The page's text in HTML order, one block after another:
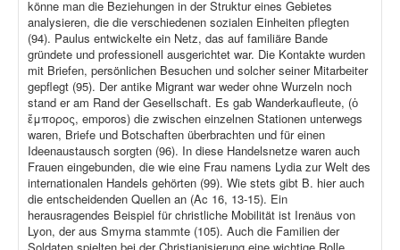
könne man die Beziehungen in der Struktur eines Gebietes
analysieren, die die verschiedenen sozialen Einheiten pflegten
(94). Paulus entwickelte ein Netz, das auf familiäre Bande
gründete und professionell ausgerichtet war. Die Kontakte wurden
mit Briefen, persönlichen Besuchen und solcher seiner Mitarbeiter
gepflegt (95). Der antike Migrant war weder ohne Wurzeln noch
stand er am Rand der Gesellschaft. Es gab Wanderkaufleute, (ὁ
ἔμπορος, emporos) die zwischen einzelnen Stationen unterwegs
waren, Briefe und Botschaften überbrachten und für einen
Ideenaustausch sorgten (96). In diese Handelsnetze waren auch
Frauen eingebunden, die wie eine Frau namens Lydia zur Welt des
internationalen Handels gehörten (99). Wie stets gibt B. hier auch
die entscheidenden Quellen an (Ac 16, 13-15). Ein
herausragendes Beispiel für christliche Mobilität ist Irenäus von
Lyon, der aus Smyrna stammte (105). Auch die Familien der